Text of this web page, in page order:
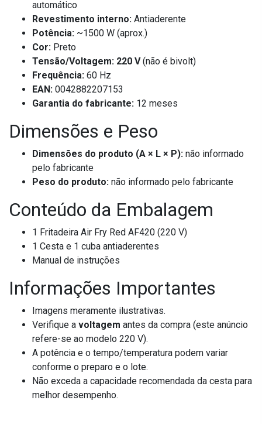
automático
Revestimento interno: Antiaderente
Potência: ~1500 W (aprox.)
Cor: Preto
Tensão/Voltagem: 220 V(não é bivolt)
Frequência: 60 Hz
EAN: 0042882207153
Garantia do fabricante: 12 meses
Dimensões e Peso
Dimensões do produto (A × L × P): não informado
pelo fabricante
Peso do produto: não informado pelo fabricante
Conteúdo da Embalagem
1 Fritadeira Air Fry Red AF420 (220 V)
1 Cesta e 1 cuba antiaderentes
Manual de instruções
Informações Importantes
Imagens meramente ilustrativas.
Verifique a voltagem antes da compra (este anúncio
refere-se ao modelo 220 V).
A potência e o tempo/temperatura podem variar
conforme o preparo e o lote.
Não exceda a capacidade recomendada da cesta para
melhor desempenho.